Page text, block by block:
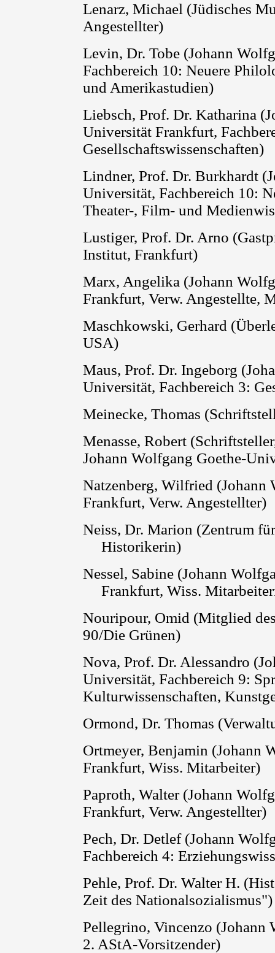
Lenarz, Michael (Jüdisches
Angestellter)
Levin, Dr. Tobe (Johann
Fachbereich 10: Neuere
und Amerikastudien)
Liebsch, Prof. Dr. Katharina
Universität Frankfurt,
Gesellschaftswissenschaften)
Lindner, Prof. Dr. Burkhardt
Universität, Fachbereich 10:
Theater-, Film- und
Lustiger, Prof. Dr. Arno
Institut, Frankfurt)
Marx, Angelika (Johann
Frankfurt, Verw. Angestellte,
Maschkowski, Gerhard
USA)
Maus, Prof. Dr. Ingeborg
Universität, Fachbereich 3:
Meinecke, Thomas
Menasse, Robert
Johann Wolfgang Goethe-
Natzenberg, Wilfried (Johann
Frankfurt, Verw. Angestellter)
Neiss, Dr. Marion (Zentrum
Historikerin)
Nessel, Sabine (Johann
Frankfurt, Wiss.
Nouripour, Omid (Mitglied
90/Die Grünen)
Nova, Prof. Dr. Alessandro
Universität, Fachbereich 9:
Kulturwissenschaften,
Ormond, Dr. Thomas
Ortmeyer, Benjamin (Johann
Frankfurt, Wiss. Mitarbeiter)
Paproth, Walter (Johann
Frankfurt, Verw. Angestellter)
Pech, Dr. Detlef (Johann
Fachbereich 4:
Pehle, Prof. Dr. Walter H.
Zeit des Nationalsozialismus")
Pellegrino, Vincenzo (Johann
2. AStA-Vorsitzender)